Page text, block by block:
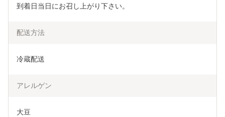
到着日当日にお召し上がり下さい。
配送方法
冷蔵配送
アレルゲン
大豆